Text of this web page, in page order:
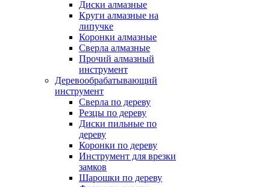
Диски алмазные
Круги алмазные на
липучке
Коронки алмазные
Сверла алмазные
Прочий алмазный
инструмент
Деревообрабатывающий
инструмент
Сверла по дереву
Резцы по дереву
Диски пильные по
дереву
Коронки по дереву
Инструмент для врезки
замков
Шарошки по дереву